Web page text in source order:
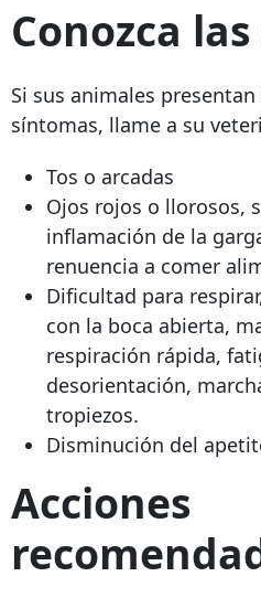
Conozca
Si sus animales
síntomas, llame a su
Tos o arcadas
Ojos rojos o llorosos,
inflamación de la
renuencia a comer
Dificultad para
con la boca abierta,
respiración rápida,
desorientación,
tropiezos.
Disminución del
Acciones